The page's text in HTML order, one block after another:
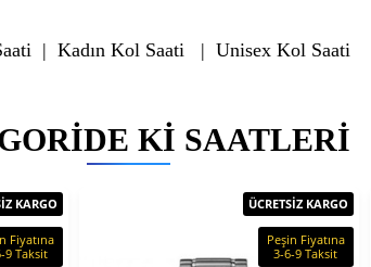
| Kadın Kol Saati | Unisex Kol Saati
KI SAATLERI
KARGO
Fiyatına
9 Taksit
ÜCRETSİZ KARGO
Peşin Fiyatına
3-6-9 Taksit